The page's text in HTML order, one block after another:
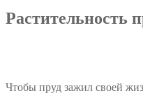
Растительность
Чтобы пруд зажил своей